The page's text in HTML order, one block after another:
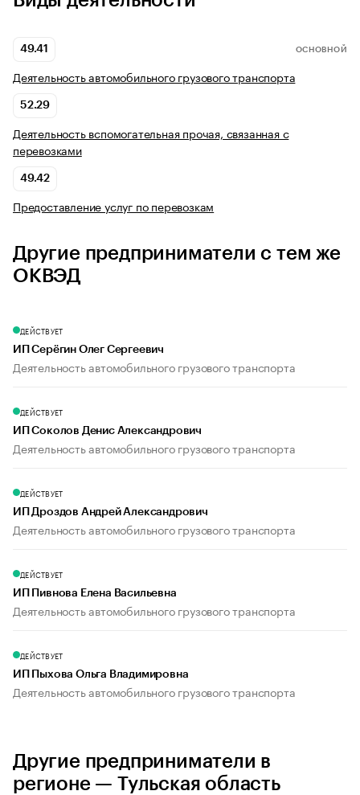
49.41 ОСНОВНОЙ
Деятельность автомобильного грузового транспорта
52.29
Деятельность вспомогательная прочая, связанная с
перевозками
49.42
Предоставление услуг по перевозкам
Другие предприниматели с тем же
ОКВЭД
ДЕЙСТВУЕТ
ИП Серёгин Олег Сергеевич
Деятельность автомобильного грузового транспорта
ДЕЙСТВУЕТ
ИП Соколов Денис Александрович
Деятельность автомобильного грузового транспорта
ДЕЙСТВУЕТ
ИП Дроздов Андрей Александрович
Деятельность автомобильного грузового транспорта
ДЕЙСТВУЕТ
ИП Пивнова Елена Васильевна
Деятельность автомобильного грузового транспорта
ДЕЙСТВУЕТ
ИП Пыхова Ольга Владимировна
Деятельность автомобильного грузового транспорта
Другие предприниматели в
регионе — Тульская область